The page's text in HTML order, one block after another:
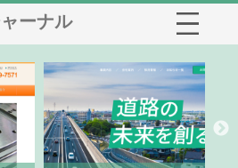
ーナル